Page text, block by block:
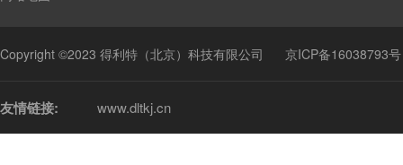
Copyright ©2023 得利特（北京）科技有限公司 京ICP备16038793号
友情链接: www.dltkj.cn